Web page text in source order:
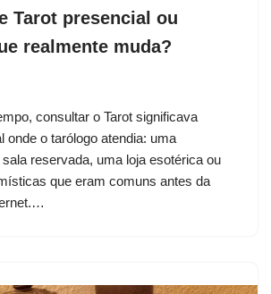
Tarot presencial ou
realmente muda?
consultar o Tarot significava
onde o tarólogo atendia: uma
reservada, uma loja esotérica ou
que eram comuns antes da